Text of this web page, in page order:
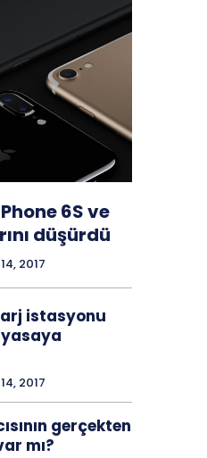
6S ve
düşürdü
2017
istasyonu
2017
gerçekten
mı?